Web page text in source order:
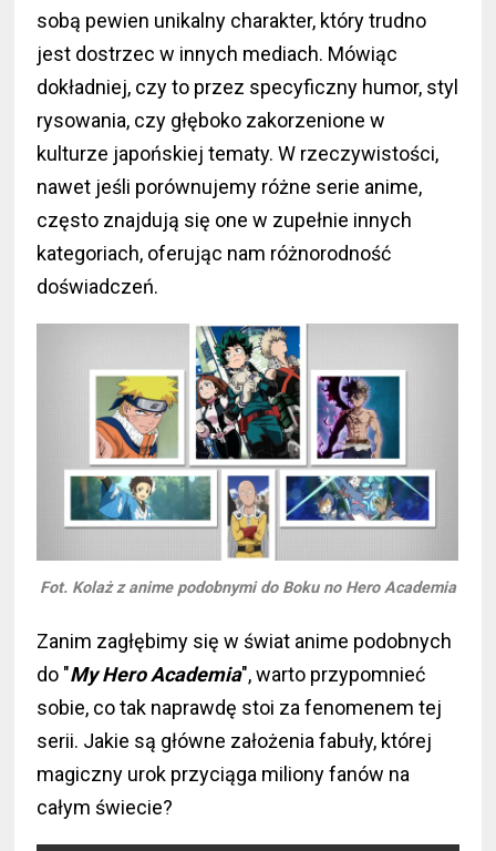
sobą pewien unikalny charakter, który trudno
jest dostrzec w innych mediach. Mówiąc
dokładniej, czy to przez specyficzny humor, styl
rysowania, czy głęboko zakorzenione w
kulturze japońskiej tematy. W rzeczywistości,
nawet jeśli porównujemy różne serie anime,
często znajdują się one w zupełnie innych
kategoriach, oferując nam różnorodność
doświadczeń.
Fot. Kolaż z anime podobnymi do Boku no Hero Academia
Zanim zagłębimy się w świat anime podobnych
do "My Hero Academia", warto przypomnieć
sobie, co tak naprawdę stoi za fenomenem tej
serii. Jakie są główne założenia fabuły, której
magiczny urok przyciąga miliony fanów na
całym świecie?